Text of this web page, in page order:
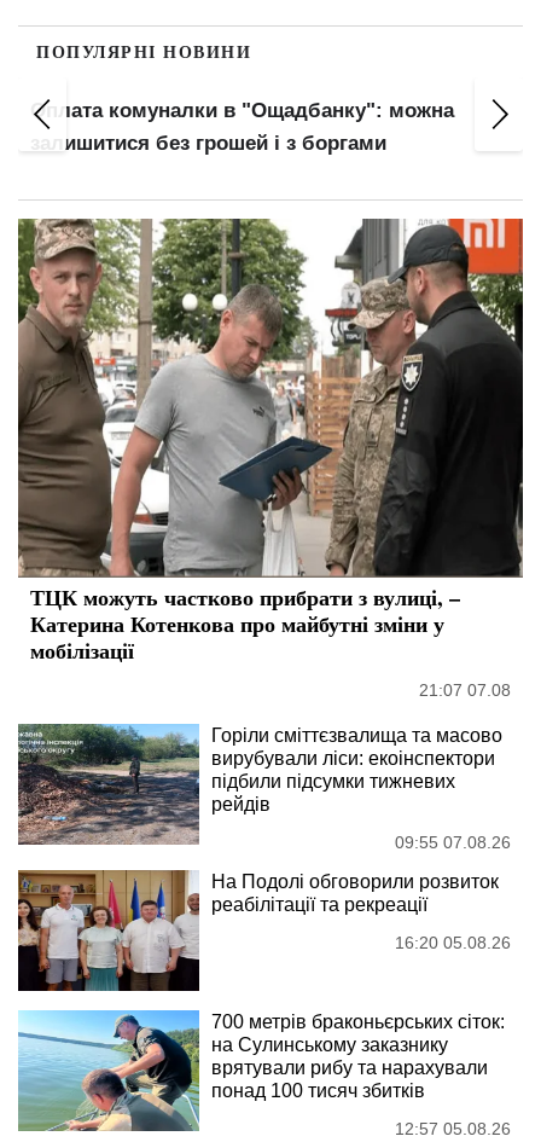
ПОПУЛЯРНІ НОВИНИ
Оплата комуналки в "Ощадбанку": можна
залишитися без грошей і з боргами
ТЦК можуть частково прибрати з вулиці, –
Катерина Котенкова про майбутні зміни у
мобілізації
21:07 07.08
Горіли сміттєзвалища та масово
вирубували ліси: екоінспектори
підбили підсумки тижневих
рейдів
09:55 07.08.26
На Подолі обговорили розвиток
реабілітації та рекреації
16:20 05.08.26
700 метрів браконьєрських сіток:
на Сулинському заказнику
врятували рибу та нарахували
понад 100 тисяч збитків
12:57 05.08.26